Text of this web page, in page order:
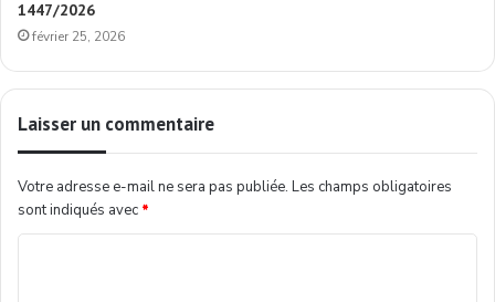
1447/2026
février 25, 2026
Laisser un commentaire
Votre adresse e-mail ne sera pas publiée. Les champs obligatoires
sont indiqués avec *